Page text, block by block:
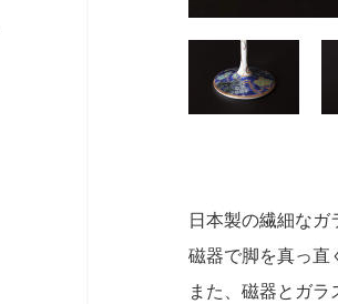
日本製の繊細なガ
磁器で脚を真っ直
また、磁器とガラ